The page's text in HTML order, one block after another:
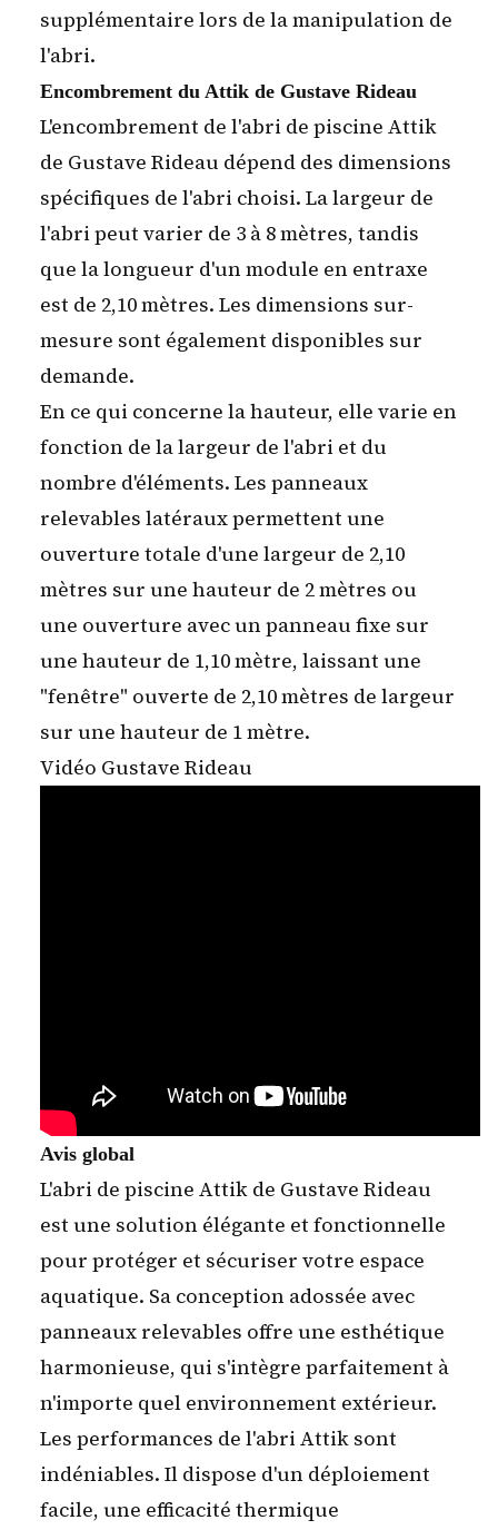
supplémentaire lors de la manipulation de
l'abri.
Encombrement du Attik de Gustave Rideau
L'encombrement de l'abri de piscine Attik
de Gustave Rideau dépend des dimensions
spécifiques de l'abri choisi. La largeur de
l'abri peut varier de 3 à 8 mètres, tandis
que la longueur d'un module en entraxe
est de 2,10 mètres. Les dimensions sur-
mesure sont également disponibles sur
demande.
En ce qui concerne la hauteur, elle varie en
fonction de la largeur de l'abri et du
nombre d'éléments. Les panneaux
relevables latéraux permettent une
ouverture totale d'une largeur de 2,10
mètres sur une hauteur de 2 mètres ou
une ouverture avec un panneau fixe sur
une hauteur de 1,10 mètre, laissant une
"fenêtre" ouverte de 2,10 mètres de largeur
sur une hauteur de 1 mètre.
Vidéo Gustave Rideau
Avis global
L'abri de piscine Attik de Gustave Rideau
est une solution élégante et fonctionnelle
pour protéger et sécuriser votre espace
aquatique. Sa conception adossée avec
panneaux relevables offre une esthétique
harmonieuse, qui s'intègre parfaitement à
n'importe quel environnement extérieur.
Les performances de l'abri Attik sont
indéniables. Il dispose d'un déploiement
facile, une efficacité thermique